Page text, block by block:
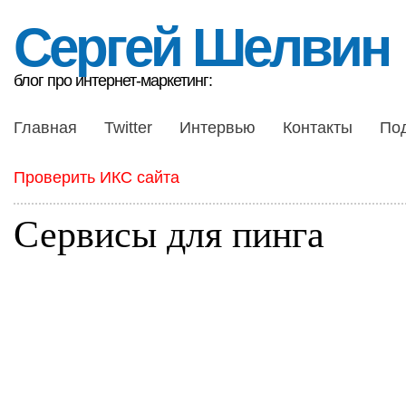
Сергей Шелвин
блог про интернет-маркетинг:
Главная Twitter Интервью Контакты
Проверить ИКС сайта
Сервисы для пинга